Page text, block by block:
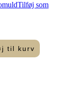
Tilføj som
til kurv